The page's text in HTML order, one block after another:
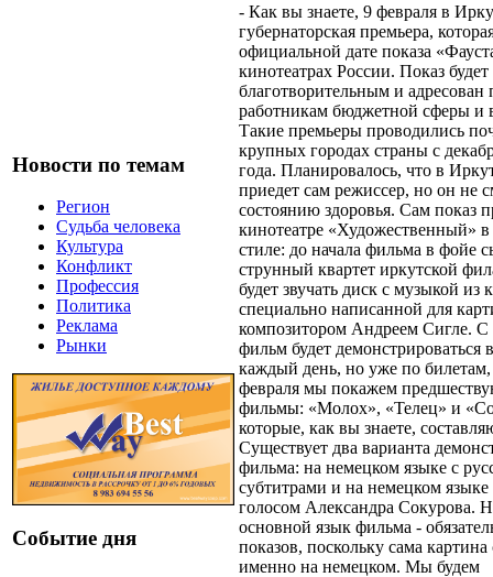
Новости по темам
Регион
Судьба человека
Культура
Конфликт
Профессия
Политика
Реклама
Рынки
Событие дня
- Как вы знаете, 9 февраля в
губернаторская премьера,
официальной дате показа
кинотеатрах России. Показ будет
благотворительным и адресован
работникам бюджетной сферы и
Такие премьеры проводились
крупных городах страны с
года. Планировалось, что в
приедет сам режиссер, но он не
состоянию здоровья. Сам показ
кинотеатре «Художественный» в
стиле: до начала фильма в фойе
струнный квартет иркутской
будет звучать диск с музыкой из
специально написанной для
композитором Андреем Сигле. С
фильм будет демонстрироваться
каждый день, но уже по
февраля мы покажем
фильмы: «Молох», «Телец» и
которые, как вы знаете,
Существует два варианта
фильма: на немецком языке с
субтитрами и на немецком языке
голосом Александра Сокурова.
основной язык фильма -
показов, поскольку сама картина
именно на немецком. Мы будем